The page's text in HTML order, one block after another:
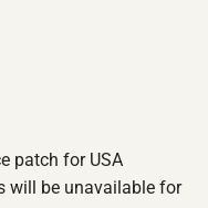
patch for USA
will be unavailable for